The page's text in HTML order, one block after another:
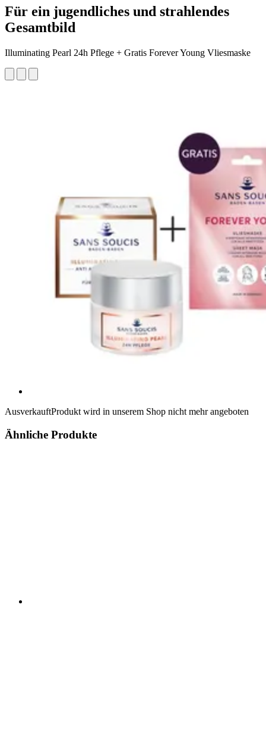
Für ein jugendliches und strahlendes
Gesamtbild
Illuminating Pearl 24h Pflege + Gratis Forever Young Vliesmaske
AusverkauftProdukt wird in unserem Shop nicht mehr angeboten
Ähnliche Produkte